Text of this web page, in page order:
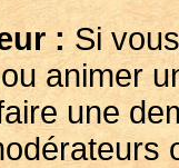
: Si
animer
une